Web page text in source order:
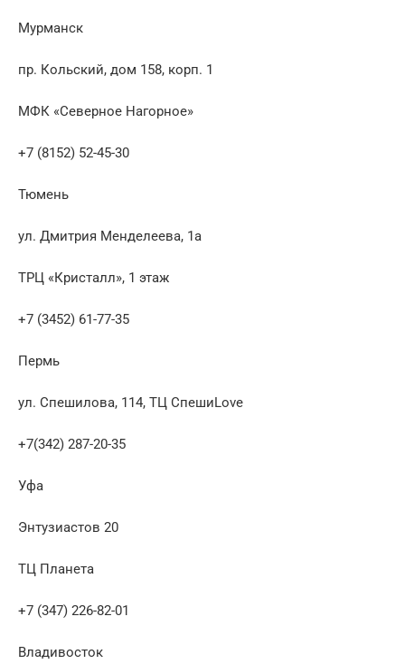
Мурманск
пр. Кольский, дом 158, корп. 1
МФК «Северное Нагорное»
+7 (8152) 52-45-30
Тюмень
ул. Дмитрия Менделеева, 1а
ТРЦ «Кристалл», 1 этаж
+7 (3452) 61-77-35
Пермь
ул. Спешилова, 114, ТЦ СпешиLove
+7(342) 287-20-35
Уфа
Энтузиастов 20
ТЦ Планета
+7 (347) 226-82-01
Владивосток